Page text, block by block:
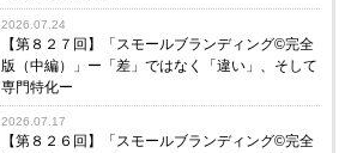
2026.07.24
【第８２７回】「スモールブランディング©完全
版（中編）」ー「差」ではなく「違い」、そして
専門特化ー
2026.07.17
【第８２６回】「スモールブランディング©完全